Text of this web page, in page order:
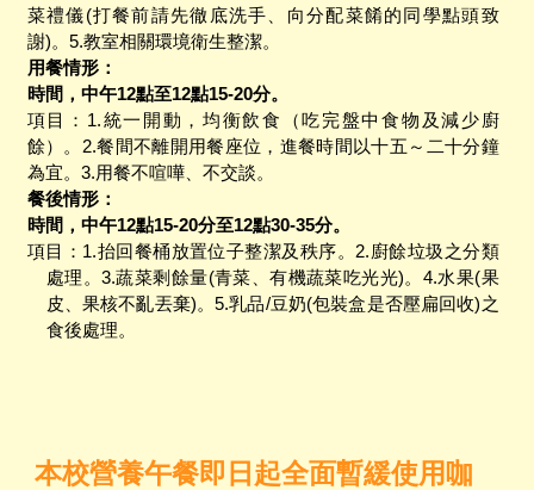
菜禮儀(打餐前請先徹底洗手、向分配菜餚的同學點頭致
謝)。5.教室相關環境衛生整潔。
用餐情形：
時間，中午12點至12點15-20分。
項目：1.統一開動，均衡飲食（吃完盤中食物及減少廚
餘）。2.餐間不離開用餐座位，進餐時間以十五～二十分鐘
為宜。3.用餐不喧嘩、不交談。
餐後情形：
時間，中午12點15-20分至12點30-35分。
項目：1.抬回餐桶放置位子整潔及秩序。2.廚餘垃圾之分類
處理。3.蔬菜剩餘量(青菜、有機蔬菜吃光光)。4.水果(果
皮、果核不亂丟棄)。5.乳品/豆奶(包裝盒是否壓扁回收)之
食後處理。
本校營養午餐即日起全面暫緩使用咖